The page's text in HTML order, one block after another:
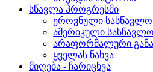
სწავლა პროგრესში
ეროვნული
ამერიკული
არაფორმალური
ყველას ნახვა
მიღება - ჩარიცხვა